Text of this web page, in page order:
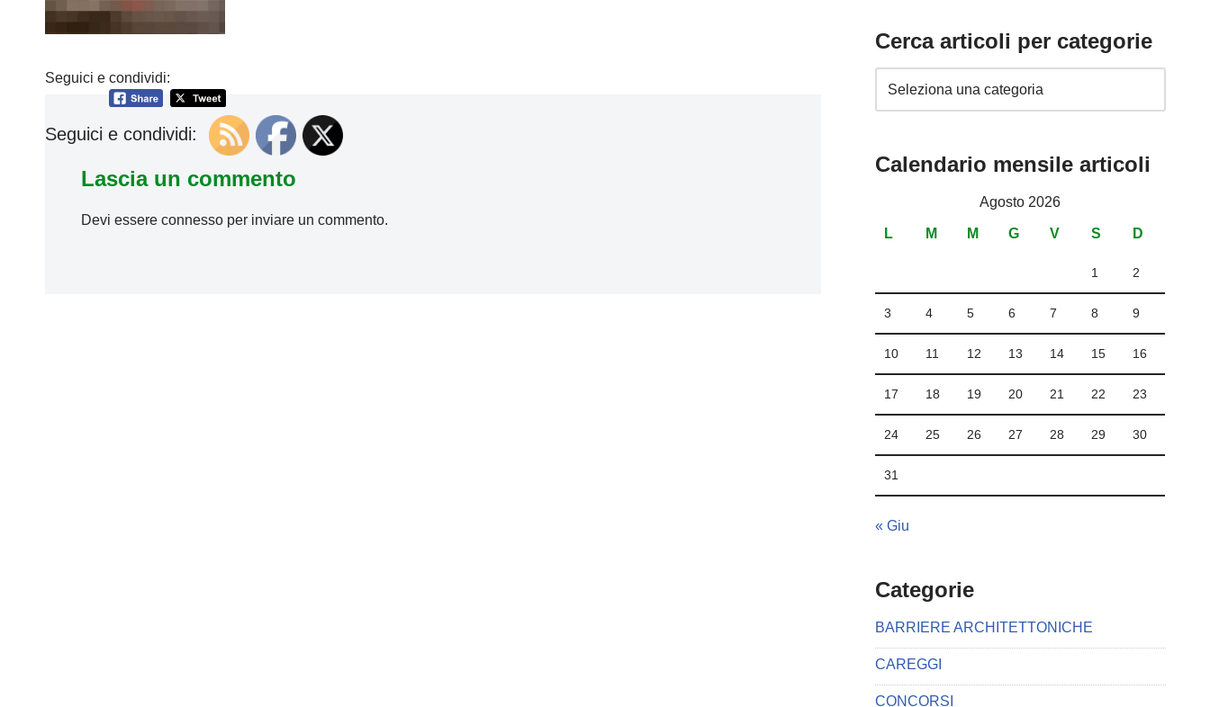
Seguici e condividi:
Seguici e condividi:
Lascia un commento
Devi essere connessoper inviare un commento.
Cerca articoli per categorie
Calendario mensile articoli
Agosto 2026
L M M G V S D
1 2
3 4 5 6 7 8 9
10 11 12 13 14 15 16
17 18 19 20 21 22 23
24 25 26 27 28 29 30
31
« Giu
Categorie
BARRIERE ARCHITETTONICHE
CAREGGI
CONCORSI